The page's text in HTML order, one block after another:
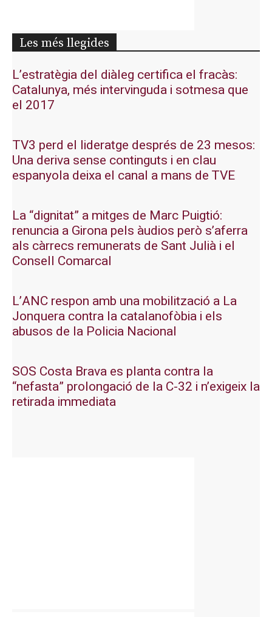
Les més llegides
L’estratègia del diàleg certifica el fracàs:
Catalunya, més intervinguda i sotmesa que
el 2017
TV3 perd el lideratge després de 23 mesos:
Una deriva sense continguts i en clau
espanyola deixa el canal a mans de TVE
La “dignitat” a mitges de Marc Puigtió:
renuncia a Girona pels àudios però s’aferra
als càrrecs remunerats de Sant Julià i el
Consell Comarcal
L’ANC respon amb una mobilització a La
Jonquera contra la catalanofòbia i els
abusos de la Policia Nacional
SOS Costa Brava es planta contra la
“nefasta” prolongació de la C-32 i n’exigeix la
retirada immediata